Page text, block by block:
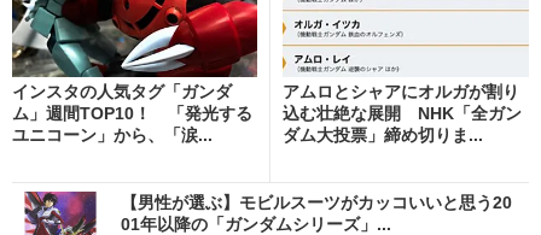
インスタの人気タグ「ガンダ
ム」週間TOP10！ 「発光する
ユニコーン」から、「涙...
アムロとシャアにオルガが割り
込む壮絶な展開 NHK「全ガン
ダム大投票」締め切りま...
【男性が選ぶ】モビルスーツがカッコいいと思う20
01年以降の「ガンダムシリーズ」...